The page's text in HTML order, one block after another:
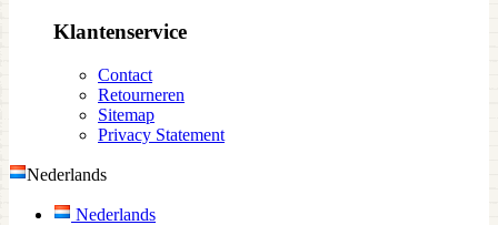
Klantenservice
Contact
Retourneren
Sitemap
Privacy Statement
Nederlands
Nederlands